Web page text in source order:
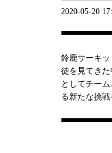
2020-05-20
鈴鹿サーキ
徒を見てき
としてチー
る新たな挑戦